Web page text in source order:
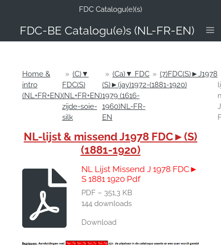
de
FDC-BE Catalogu(e)s (NL-FR-EN)
FDC Catalogu(e)(s)
Home &
intro
(NL+FR+EN)
» (C)▼
FDC(S)
(NL+FR+EN)
zijde-soie-
silk
» (Ca)▼ FDC
(S)►(jay)1972-
1979 (1616-
1960)NL-FR-
EN
» (7)FDC(S)►J1978
(1881-1920)
NL-lijst & missend J1978 FDC►(S)
(1881-1920)
NL Lijst Missend J 1978 FDC►
S 1881 1920 Pdf
PDF – 351,3 KB
144 downloads
Download